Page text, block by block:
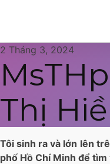
2 Tháng 3, 2024
Thị
Tôi sinh ra và lớn lên
phố Hồ Chí Minh để